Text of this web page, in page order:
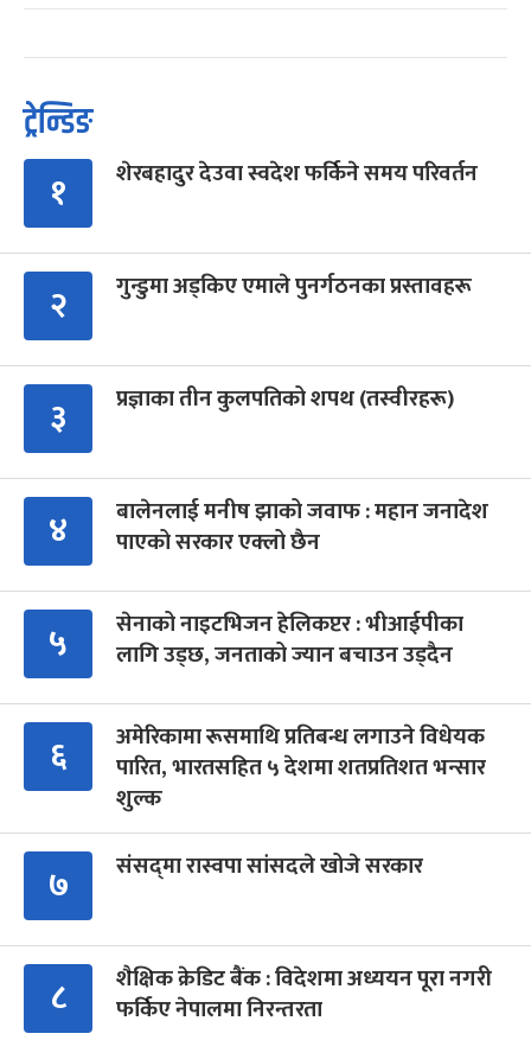
ट्रेन्डिङ
१ शेरबहादुर देउवा स्वदेश फर्किने समय परिवर्तन
२ गुन्डुमा अड्किए एमाले पुनर्गठनका प्रस्तावहरू
३ प्रज्ञाका तीन कुलपतिको शपथ (तस्वीरहरू)
४
बालेनलाई मनीष झाको जवाफ : महान जनादेश
पाएको सरकार एक्लो छैन
५
सेनाको नाइटभिजन हेलिकप्टर : भीआईपीका
लागि उड्छ, जनताको ज्यान बचाउन उड्दैन
६
अमेरिकामा रूसमाथि प्रतिबन्ध लगाउने विधेयक
पारित, भारतसहित ५ देशमा शतप्रतिशत भन्सार
शुल्क
७ संसद्‍मा रास्वपा सांसदले खोजे सरकार
८
शैक्षिक क्रेडिट बैंक : विदेशमा अध्ययन पूरा नगरी
फर्किए नेपालमा निरन्तरता